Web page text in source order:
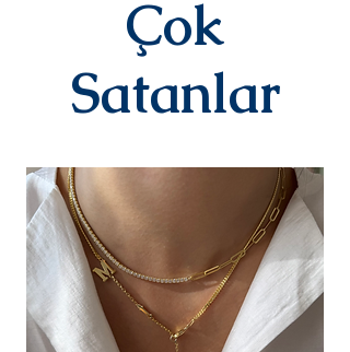
takip numaranız,anlaşmalı kargo
firmamız olan Yurtiçi Kargo
tarafından size sms olarak iletilir.
DEĞİŞİM&İADE
Kişiye özel
yoktur.Ürünler sipariş üstüne kişiye
özel olarak hazırlanır.Küpe
kategorisindeki ürünlerimiz hijyen
nedeniyle iade alınmamaktadır.
Diğer ürünlerimiz için bizimle 14
gün içinde iletişime geçerek
iade değişim talebinizi
iletebilirsiniz.İade/değişim sürecin
Çok
Satanlar